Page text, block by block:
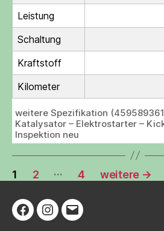
Leistung
Schaltung
Kraftstoff
Kilometer
weitere Spezifikation
Katalysator – Elektrostarter –
Inspektion neu
der
Beiträge
1 2 … 4 weitere →
Facebook
Instagram
E-